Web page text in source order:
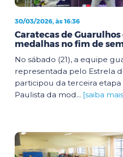
30/03/2026, às 16:36
Caratecas de
medalhas no fim de
No sábado (21), a equipe
representada pelo Estrela
participou da terceira
Paulista da mod... [saiba